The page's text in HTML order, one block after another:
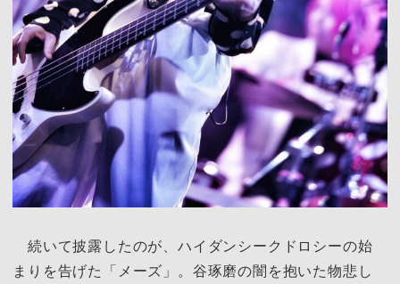
続いて披露したのが、ハイダンシークドロシーの始
まりを告げた「メーズ」。谷琢磨の闇を抱いた物悲し